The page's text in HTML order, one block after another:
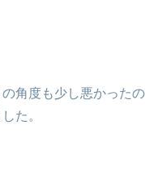
角度も少し悪かったの
た。